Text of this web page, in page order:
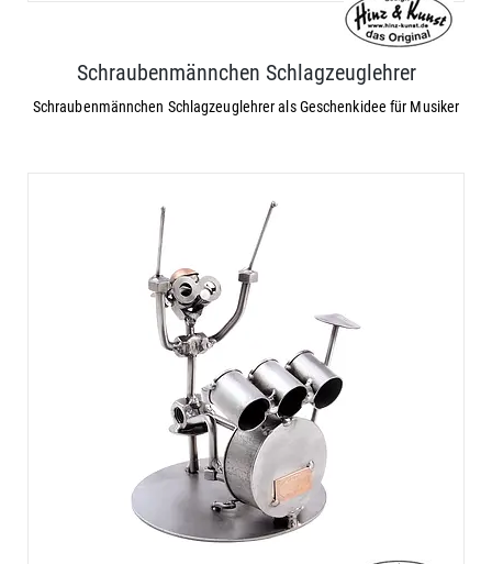
Schraubenmännchen Schlagzeuglehrer
Schraubenmännchen Schlagzeuglehrer als Geschenkidee für Musiker